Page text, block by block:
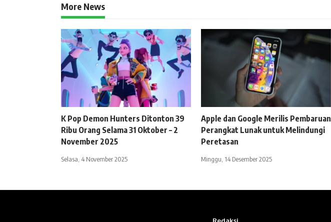
More News
K Pop Demon Hunters Ditonton 39
Ribu Orang Selama 31 Oktober – 2
November 2025
Selasa, 4 November 2025
Apple dan Google Merilis Pembaruan
Perangkat Lunak untuk Melindungi
Peretasan
Minggu, 14 Desember 2025